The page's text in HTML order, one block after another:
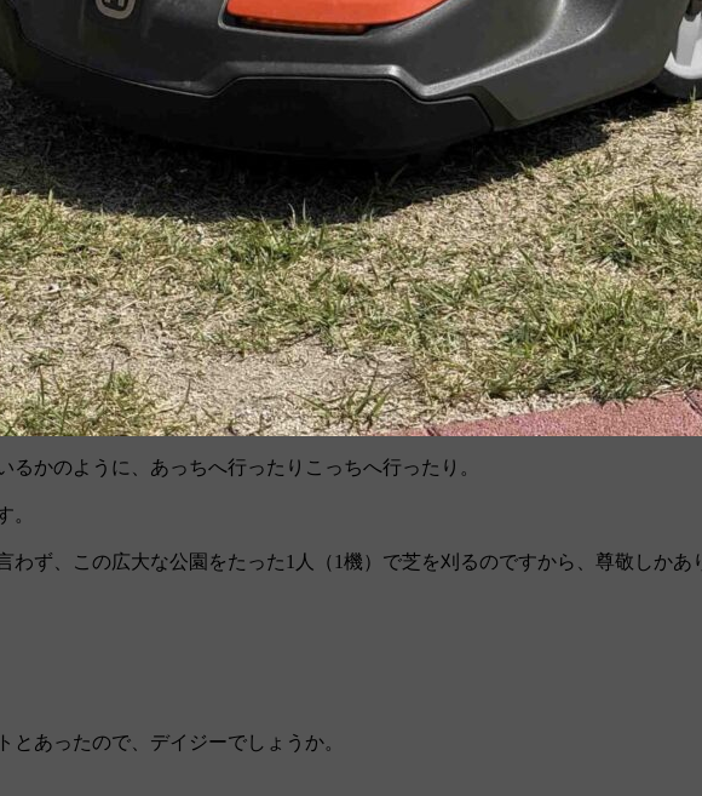
かのように、あっちへ行ったりこっちへ行ったり。
。
わず、この広大な公園をたった1人（1機）で芝を刈るのですから、尊敬しかあ
あったので、デイジーでしょうか。